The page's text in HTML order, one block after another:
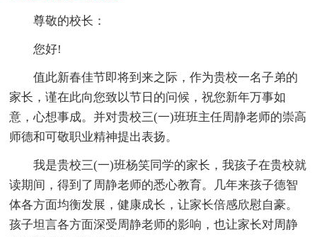
尊敬的校长：
您好!
值此新春佳节即将到来之际，作为贵校一名子弟的
家长，谨在此向您致以节日的问候，祝您新年万事如
意，心想事成。并对贵校三(一)班班主任周静老师的崇高
师德和可敬职业精神提出表扬。
我是贵校三(一)班杨笑同学的家长，我孩子在贵校就
读期间，得到了周静老师的悉心教育。几年来孩子德智
体各方面均衡发展，健康成长，让家长倍感欣慰自豪。
孩子坦言各方面深受周静老师的影响，也让家长对周静